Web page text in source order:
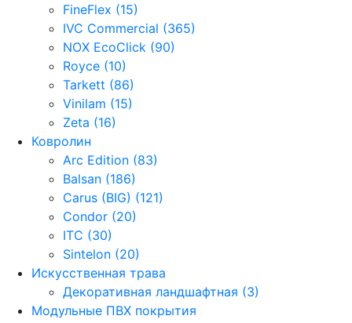
FineFlex (15)
IVC Commercial (365)
NOX EcoClick (90)
Royce (10)
Tarkett (86)
Vinilam (15)
Zeta (16)
Ковролин
Arc Edition (83)
Balsan (186)
Carus (BIG) (121)
Condor (20)
ITC (30)
Sintelon (20)
Искусственная трава
Декоративная ландшафтная (3)
Модульные ПВХ покрытия